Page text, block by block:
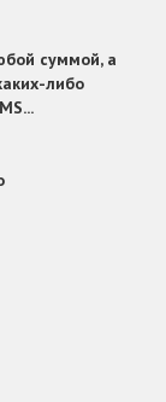
суммой, а
либо